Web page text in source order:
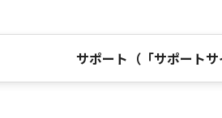
サポート（「サポートサ